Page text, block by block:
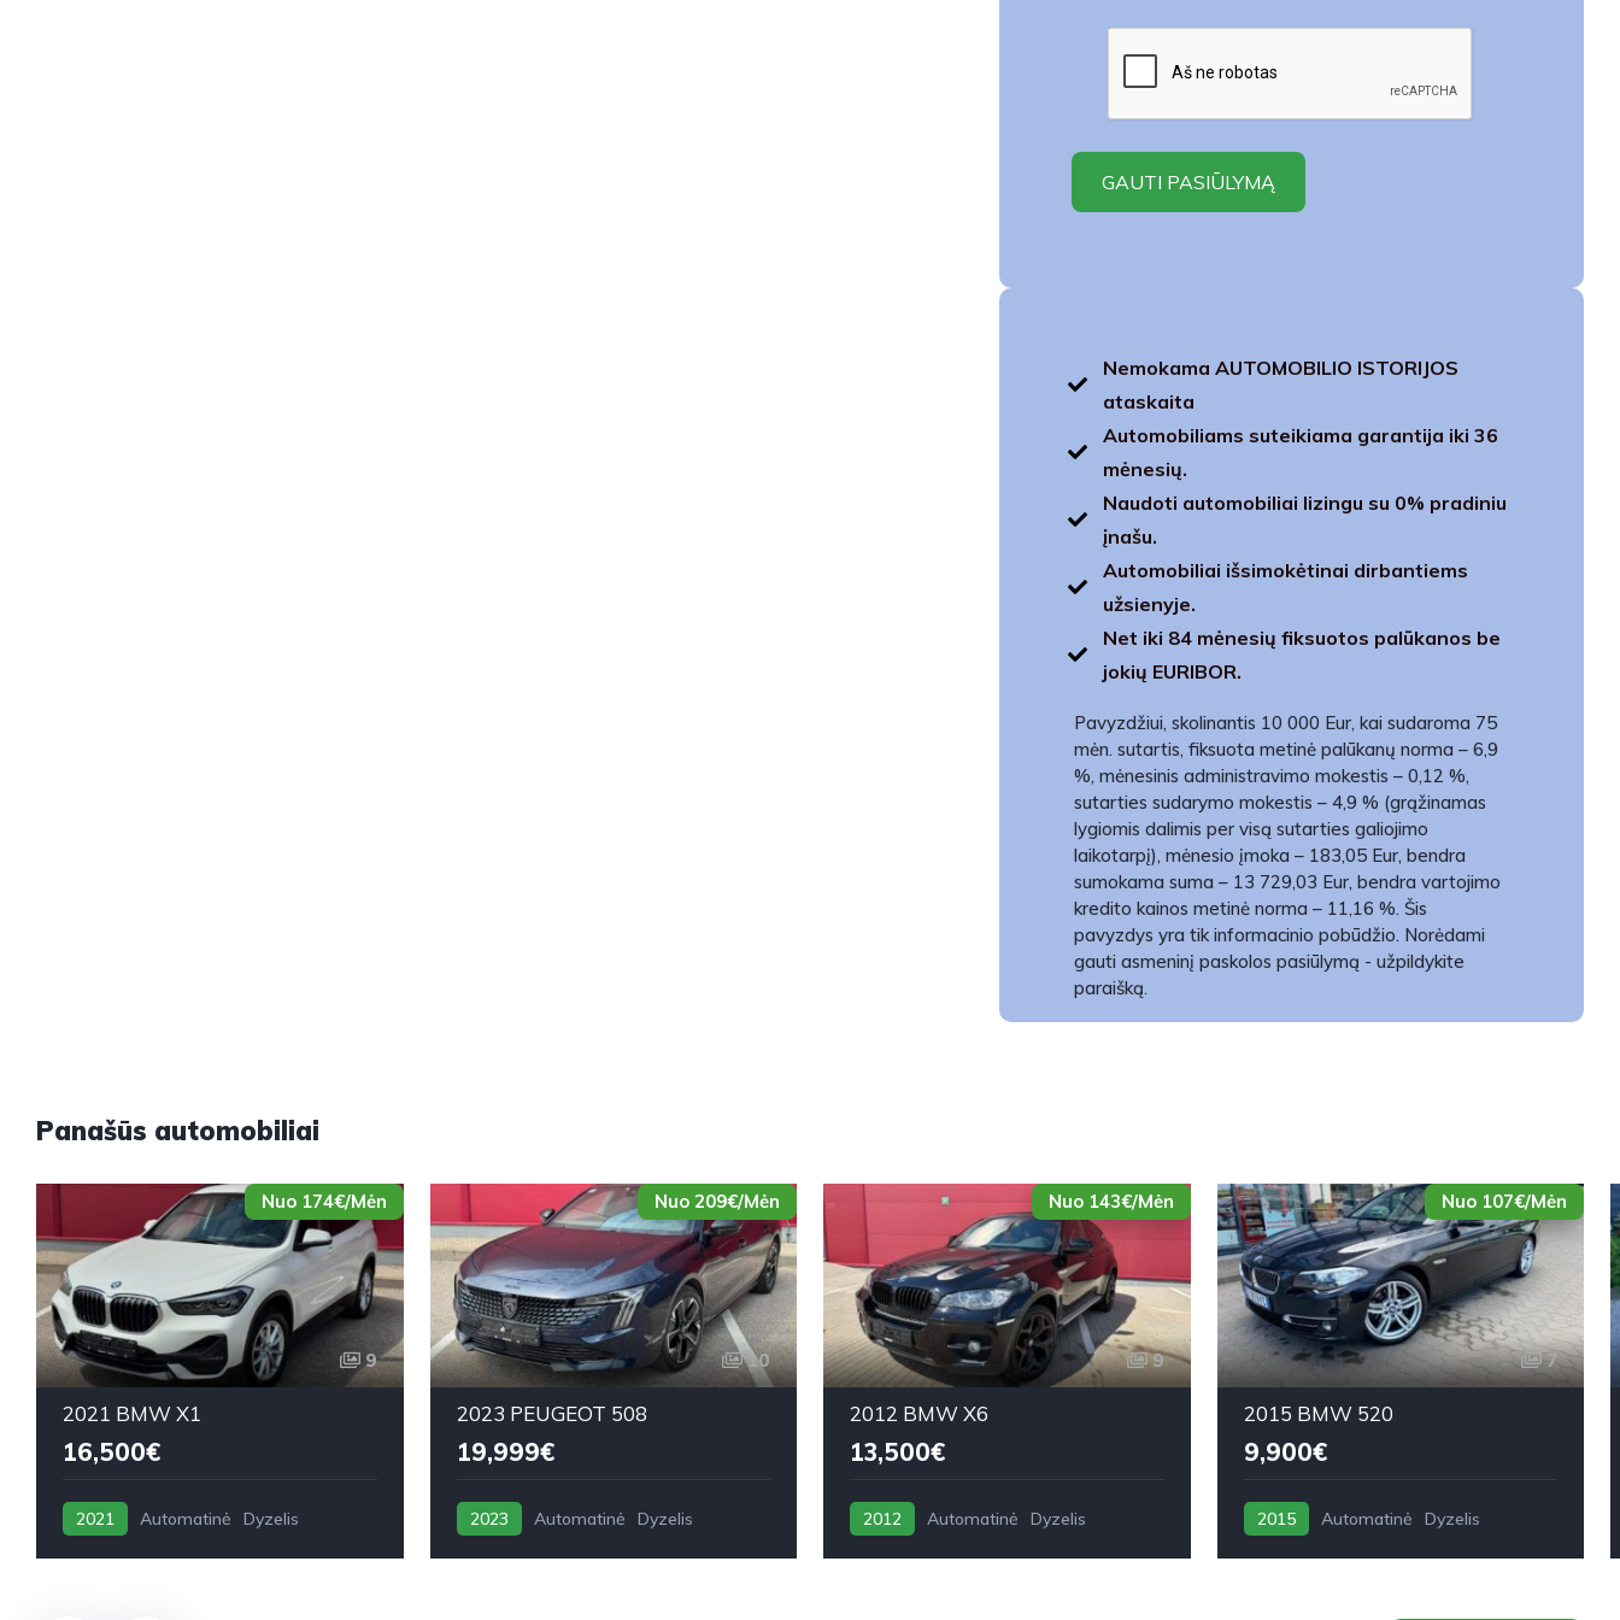
Nemokama AUTOMOBILIO ISTORIJOS
ataskaita
Automobiliams suteikiama garantija iki 36
mėnesių.
Naudoti automobiliai lizingu su 0% pradiniu
įnašu.
Automobiliai išsimokėtinai dirbantiems
užsienyje.
Net iki 84 mėnesių fiksuotos palūkanos be
jokių EURIBOR.
Pavyzdžiui, skolinantis 10 000 Eur, kai sudaroma 75
mėn. sutartis, fiksuota metinė palūkanų norma – 6,9
%, mėnesinis administravimo mokestis – 0,12 %,
sutarties sudarymo mokestis – 4,9 % (grąžinamas
lygiomis dalimis per visą sutarties galiojimo
laikotarpį), mėnesio įmoka – 183,05 Eur, bendra
sumokama suma – 13 729,03 Eur, bendra vartojimo
kredito kainos metinė norma – 11,16 %. Šis
pavyzdys yra tik informacinio pobūdžio. Norėdami
gauti asmeninį paskolos pasiūlymą - užpildykite
paraišką.
Panašūs automobiliai
Nuo 174€/Mėn
9
2021 BMW X1
16,500€
2021 Automatinė Dyzelis
Nuo 209€/Mėn
10
2023 PEUGEOT 508
19,999€
2023 Automatinė Dyzelis
Nuo 143€/Mėn
9
2012 BMW X6
13,500€
2012 Automatinė Dyzelis
Nuo 107€/Mėn
7
2015 BMW 520
9,900€
2015 Automatinė Dyzelis